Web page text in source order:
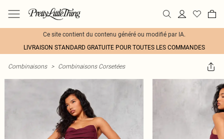
Ce site contient du contenu généré ou modifié par IA.
LIVRAISON STANDARD GRATUITE POUR TOUTES LES COMMANDES
Combinaisons > Combinaisons Corsetées